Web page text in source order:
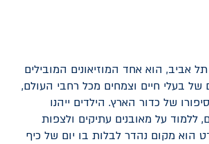
אביב, הוא אחד המוזיאונים המובילים
של בעלי חיים וצמחים מכל רחבי העולם,
של כדור הארץ. הילדים ייהנו
ללמוד על מאובנים עתיקים ולצפות
הוא מקום נהדר לבלות בו יום של כיף